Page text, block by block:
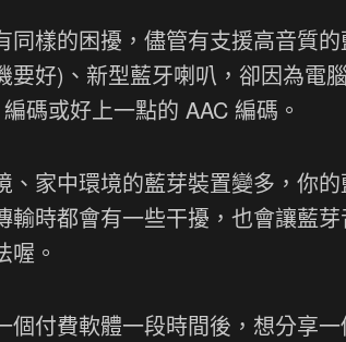
同樣的困擾，儘管有支援高音質
要好)、新型藍牙喇叭，卻因為電
碼或好上一點的 AAC 編碼。
、家中環境的藍芽裝置變多，你
輸時都會有一些干擾，也會讓藍
喔。
個付費軟體一段時間後，想分享